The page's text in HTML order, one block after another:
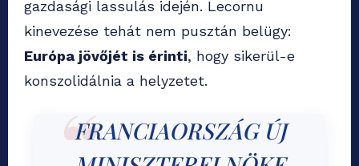
gazdasági lassulás idején. Lecornu
kinevezése tehát nem pusztán belügy:
Európa jövőjét is érinti, hogy sikerül-e
konszolidálnia a helyzetet.
FRANCIAORSZÁG ÚJ